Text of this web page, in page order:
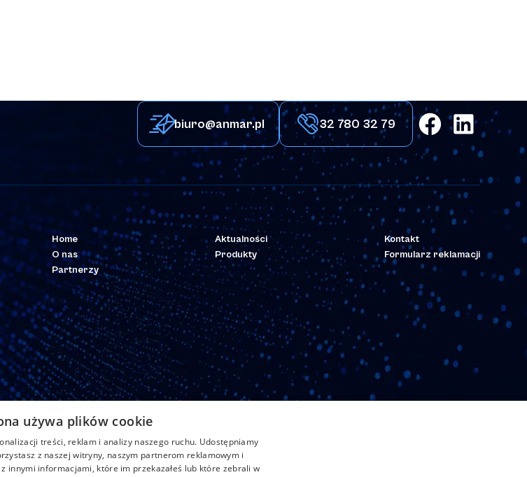
biuro@anmar.pl 32 780 32 79
Home
O nas
Partnerzy
Aktualności
Produkty
Kontakt
Formularz reklamacji
używa plików cookie
treści, reklam i analizy naszego ruchu. Udostępniamy
z naszej witryny, naszym partnerom reklamowym i
innymi informacjami, które im przekazałeś lub które zebrali w